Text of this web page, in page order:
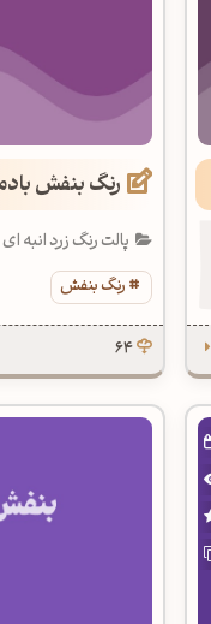
رنگ بنفش
پالت رنگ زرد انبه
رنگ بنفش
64